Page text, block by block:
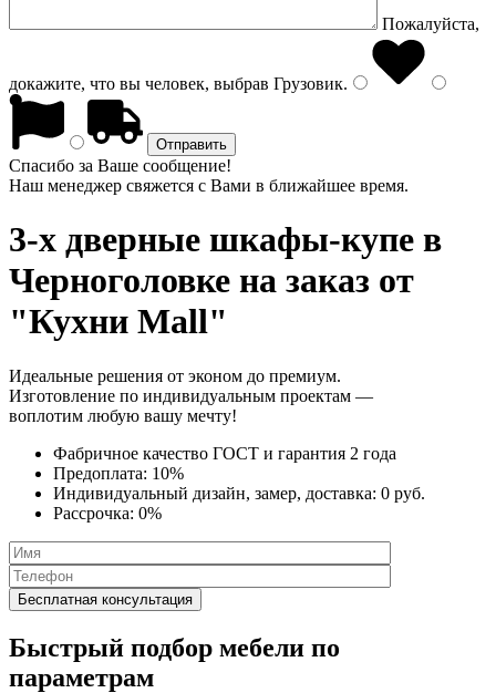
Пожалуйста,
докажите, что вы человек, выбрав Грузовик.
Спасибо за Ваше сообщение!
Наш менеджер свяжется с Вами в ближайшее время.
3-х дверные шкафы-купе в
Черноголовке на заказ от
"Кухни Mall"
Идеальные решения от эконом до премиум.
Изготовление по индивидуальным проектам —
воплотим любую вашу мечту!
Фабричное качество ГОСТ и гарантия 2 года
Предоплата: 10%
Индивидуальный дизайн, замер, доставка: 0 руб.
Рассрочка: 0%
Быстрый подбор мебели по
параметрам